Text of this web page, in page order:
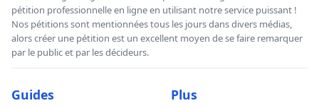
pétition professionnelle en ligne en utilisant notre service puissant !
Nos pétitions sont mentionnées tous les jours dans divers médias,
alors créer une pétition est un excellent moyen de se faire remarquer
par le public et par les décideurs.
Guides Plus